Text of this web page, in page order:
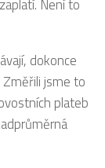
Není to
dokonce
jsme to
plateb